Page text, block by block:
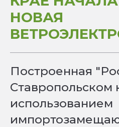
НОВАЯ
Построенная
Ставропольском
использованием